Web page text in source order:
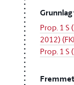
Prop. 1 S
2012)
Prop. 1 S